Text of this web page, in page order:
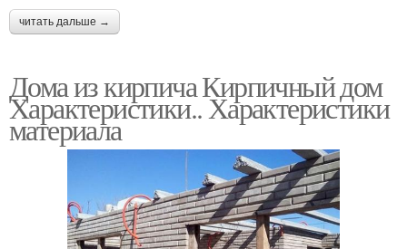
читать дальше →
Дома из кирпича Кирпичный дом
Характеристики.. Характеристики
материала